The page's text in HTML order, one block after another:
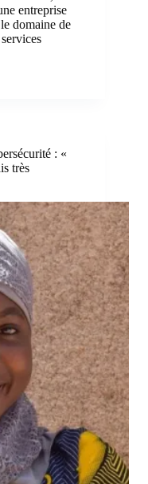
entreprise
domaine de
: «
très